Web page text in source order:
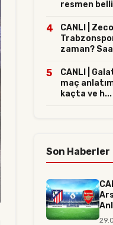
resmen
4
CANLI |
zaman?
5
CANLI |
maç
kaçta ve h...
Son Haberler